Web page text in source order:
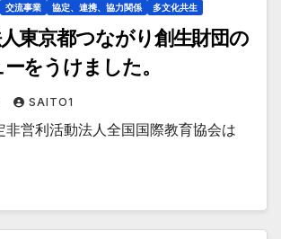
交流事業 協定、連携、協力関係 多文化共生
東京都つながり創生財団の
をうけました。
SAITO1
営利活動法人全国国際教育協会は